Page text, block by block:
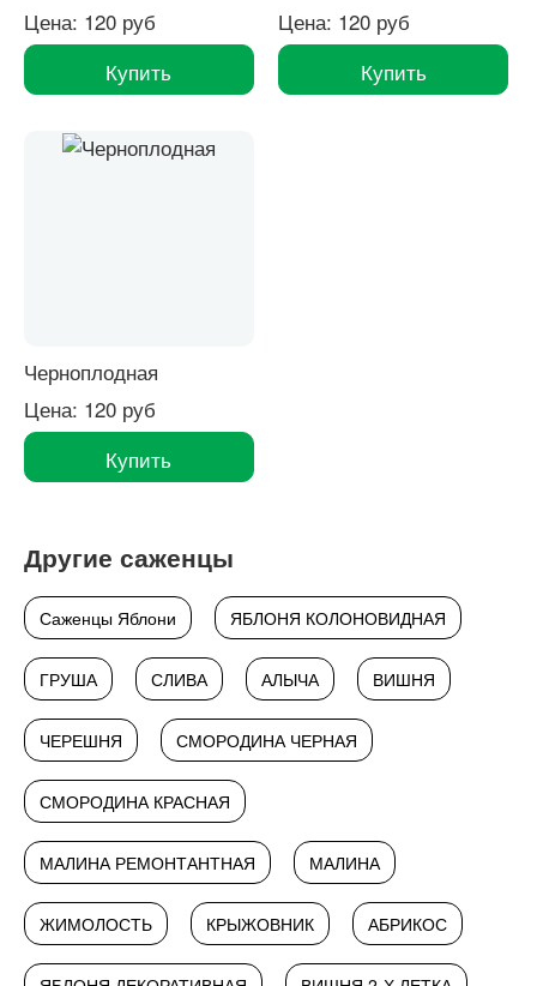
Цена: 120 руб
Купить
Цена: 120 руб
Купить
Черноплодная
Цена: 120 руб
Купить
Другие саженцы
Саженцы Яблони ЯБЛОНЯ КОЛОНОВИДНАЯ
ГРУША СЛИВА АЛЫЧА ВИШНЯ
ЧЕРЕШНЯ СМОРОДИНА ЧЕРНАЯ
СМОРОДИНА КРАСНАЯ
МАЛИНА РЕМОНТАНТНАЯ МАЛИНА
ЖИМОЛОСТЬ КРЫЖОВНИК АБРИКОС